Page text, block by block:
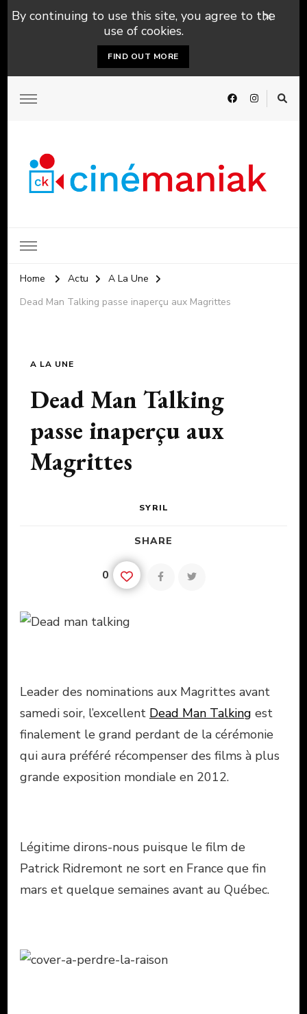
By continuing to use this site, you agree to the
use of cookies.
FIND OUT MORE
Home Actu
A La Une
Dead Man Talking passe inaperçu aux Magrittes
A LA UNE
Dead Man Talking
passe inaperçu aux
Magrittes
SYRIL
SHARE
0
Leader des nominations aux Magrittes avant
samedi soir, l’excellent Dead Man Talking est
finalement le grand perdant de la cérémonie
qui aura préféré récompenser des films à plus
grande exposition mondiale en 2012.
Légitime dirons-nous puisque le film de
Patrick Ridremont ne sort en France que fin
mars et quelque semaines avant au Québec.